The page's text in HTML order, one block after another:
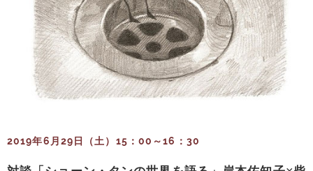
2019年6月29日（土）15：00～16：30